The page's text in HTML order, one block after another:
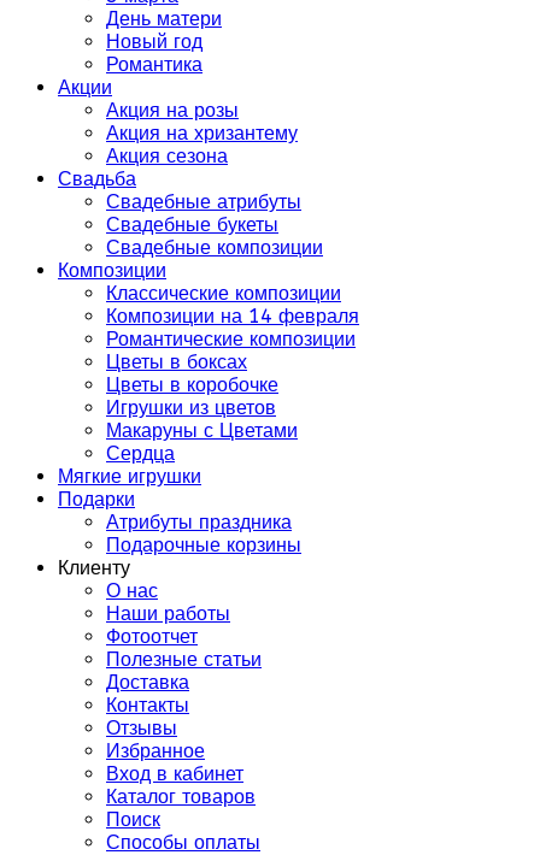
День матери
Новый год
Романтика
Акции
Акция на розы
Акция на хризантему
Акция сезона
Свадьба
Свадебные атрибуты
Свадебные букеты
Свадебные композиции
Композиции
Классические композиции
Композиции на 14 февраля
Романтические композиции
Цветы в боксах
Цветы в коробочке
Игрушки из цветов
Макаруны с Цветами
Сердца
Мягкие игрушки
Подарки
Атрибуты праздника
Подарочные корзины
Клиенту
О нас
Наши работы
Фотоотчет
Полезные статьи
Доставка
Контакты
Отзывы
Избранное
Вход в кабинет
Каталог товаров
Поиск
Способы оплаты